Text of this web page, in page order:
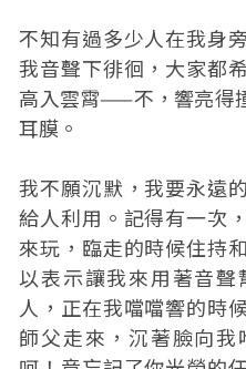
不知有過多少人在我身
我音聲下徘徊，大家都
高入雲霄——不，響亮得
耳膜。
我不願沉默，我要永遠
給人利用。記得有一次
來玩，臨走的時候住持
以表示讓我來用著音
人，正在我噹噹響的時
師父走來，沉著臉向